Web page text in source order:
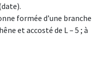
formée d’une branche
et accosté de L – 5 ; à